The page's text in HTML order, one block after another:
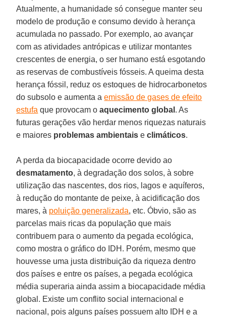
Atualmente, a humanidade só consegue manter seu
modelo de produção e consumo devido à herança
acumulada no passado. Por exemplo, ao avançar
com as atividades antrópicas e utilizar montantes
crescentes de energia, o ser humano está esgotando
as reservas de combustíveis fósseis. A queima desta
herança fóssil, reduz os estoques de hidrocarbonetos
do subsolo e aumenta aemissão de gases de efeito
estufa que provocam oaquecimento global . As
futuras gerações vão herdar menos riquezas naturais
e maiores problemas ambientais eclimáticos.
A perda da biocapacidade ocorre devido ao
desmatamento, à degradação dos solos, à sobre
utilização das nascentes, dos rios, lagos e aquíferos,
à redução do montante de peixe, à acidificação dos
mares, à poluição generalizada, etc. Óbvio, são as
parcelas mais ricas da população que mais
contribuem para o aumento da pegada ecológica,
como mostra o gráfico do IDH. Porém, mesmo que
houvesse uma justa distribuição da riqueza dentro
dos países e entre os países, a pegada ecológica
média superaria ainda assim a biocapacidade média
global. Existe um conflito social internacional e
nacional, pois alguns países possuem alto IDH e a